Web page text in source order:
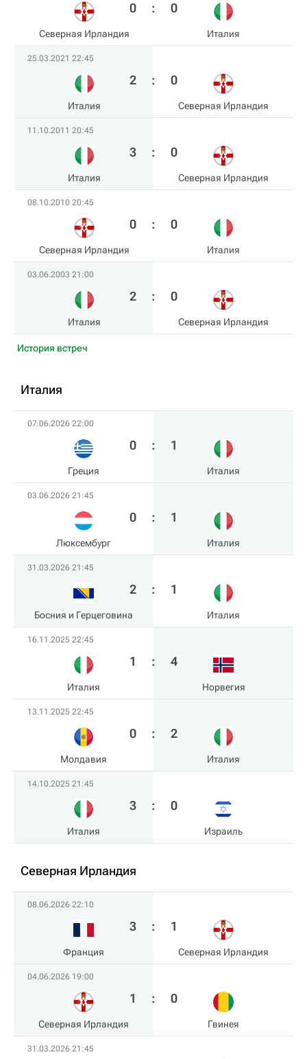
Северная Ирландия
0 : 0
Италия
25.03.2021 22:45
Италия
2 : 0
Северная Ирландия
11.10.2011 20:45
Италия
3 : 0
Северная Ирландия
08.10.2010 20:45
Северная Ирландия
0 : 0
Италия
03.06.2003 21:00
Италия
2 : 0
Северная Ирландия
История встреч
Италия
07.06.2026 22:00
Греция
0 : 1
Италия
03.06.2026 21:45
Люксембург
0 : 1
Италия
31.03.2026 21:45
Босния и Герцеговина
2 : 1
Италия
16.11.2025 22:45
Италия
1 : 4
Норвегия
13.11.2025 22:45
Молдавия
0 : 2
Италия
14.10.2025 21:45
Италия
3 : 0
Израиль
Северная Ирландия
08.06.2026 22:10
Франция
3 : 1
Северная Ирландия
04.06.2026 19:00
Северная Ирландия
1 : 0
Гвинея
31.03.2026 21:45